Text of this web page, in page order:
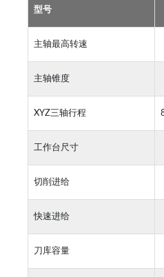
型号
主轴最高转速
主轴锥度
XYZ三轴行程
工作台尺寸
切削进给
快速进给
刀库容量